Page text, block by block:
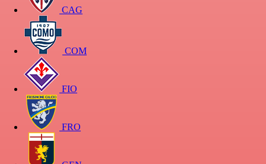
CAG
COM
FIO
FRO